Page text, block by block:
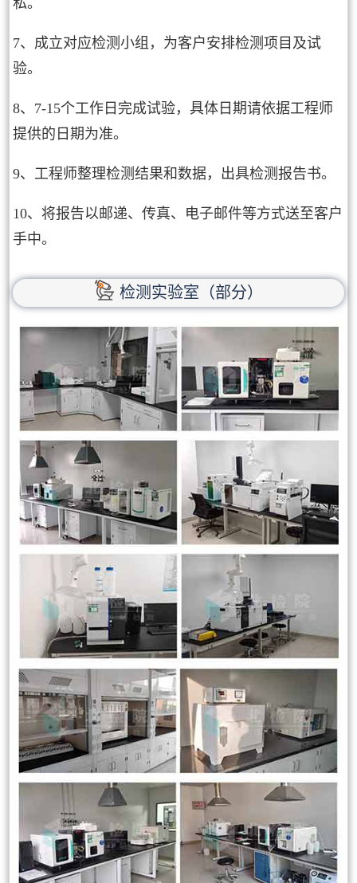
7、成立对应检测小组，为客户安排检测项目及试
验。
8、7-15个工作日完成试验，具体日期请依据工程师
提供的日期为准。
9、工程师整理检测结果和数据，出具检测报告书。
10、将报告以邮递、传真、电子邮件等方式送至客户
手中。
检测实验室（部分）